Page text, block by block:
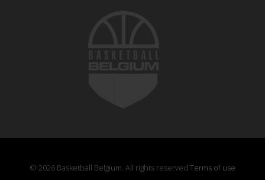
© 2026 Basketball Belgium. All rights reserved.Terms of use